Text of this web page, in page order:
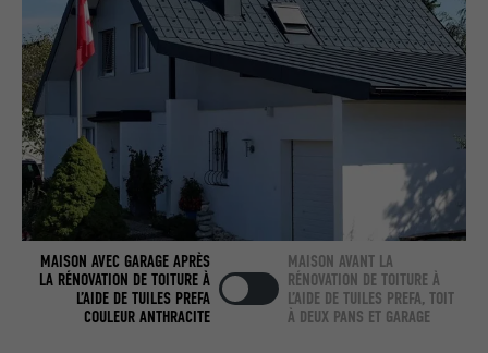
MAISON AVEC GARAGE APRÈS
LA RÉNOVATION DE TOITURE À
L’AIDE DE TUILES PREFA
COULEUR ANTHRACITE
MAISON AVANT LA
RÉNOVATION DE TOITURE À
L’AIDE DE TUILES PREFA, TOIT
À DEUX PANS ET GARAGE
FOURNISSEUR LinkedIn
EXPIRATION
UTILITÉ
Utilisé par le service de réseau social
LinkedIn pour suivre l'utilisation de
services intégrés.
bscookie
FOURNISSEUR LinkedIn